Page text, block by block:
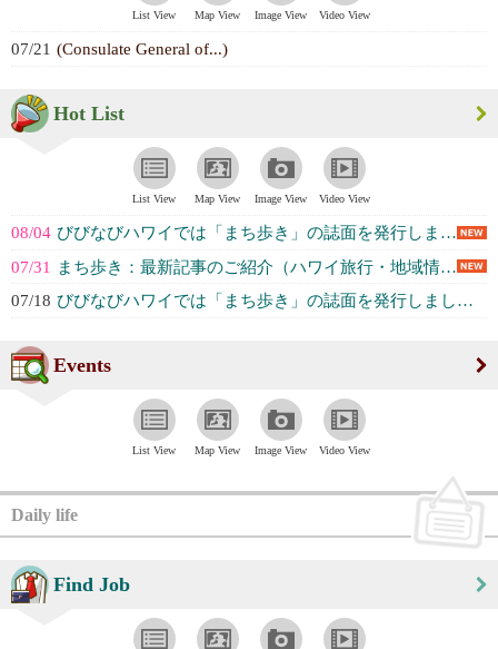
List View Map View Image View Video View
07/21 (Consulate General of...)
Hot List
List View Map View Image View Video View
08/04 びびなびハワイでは「まち歩き」の誌面を発行しました！ / Vivinavi ... (株式会社Vivid Navigation...)
07/31
まち歩き：最新記事のご紹介（ハワイ旅行・地域情報はここをチェック） (株式会社Vivid Navigation...)
07/18 びびなびハワイでは「まち歩き」の誌面を発行しました！ / Vivinavi ... (株式会社Vivid Navigation...)
Events
List View Map View Image View Video View
Daily life
Find Job